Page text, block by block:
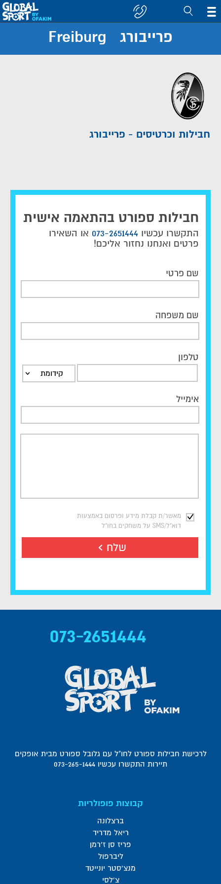
קבוצה/יעד
פרייבורג Freiburg
חבילות וכרטיסים - פרייבורג
חבילות ספורט בהתאמה אישית
התקשרו עכשיו 073-2651444 או השאירו
פרטים ואנחנו נחזור אליכם!
שם פרטי
שם משפחה
טלפון
קידומת
אימייל
מאשר/ת קבלת מידע ופרסום באמצעות
דוא"ל/SMS על משחקים בחו"ל
שלח
073-2651444
לרכישת חבילות ספורט לחו"ל עם גלובל ספורט מבית אופקים
תיירות התקשרו עכשיו 073-265-1444
קבוצות פופולריות
ברצלונה
ריאל מדריד
פריז סן ז'רמן
ליברפול
מנצ'סטר יונייטד
צ'לסי